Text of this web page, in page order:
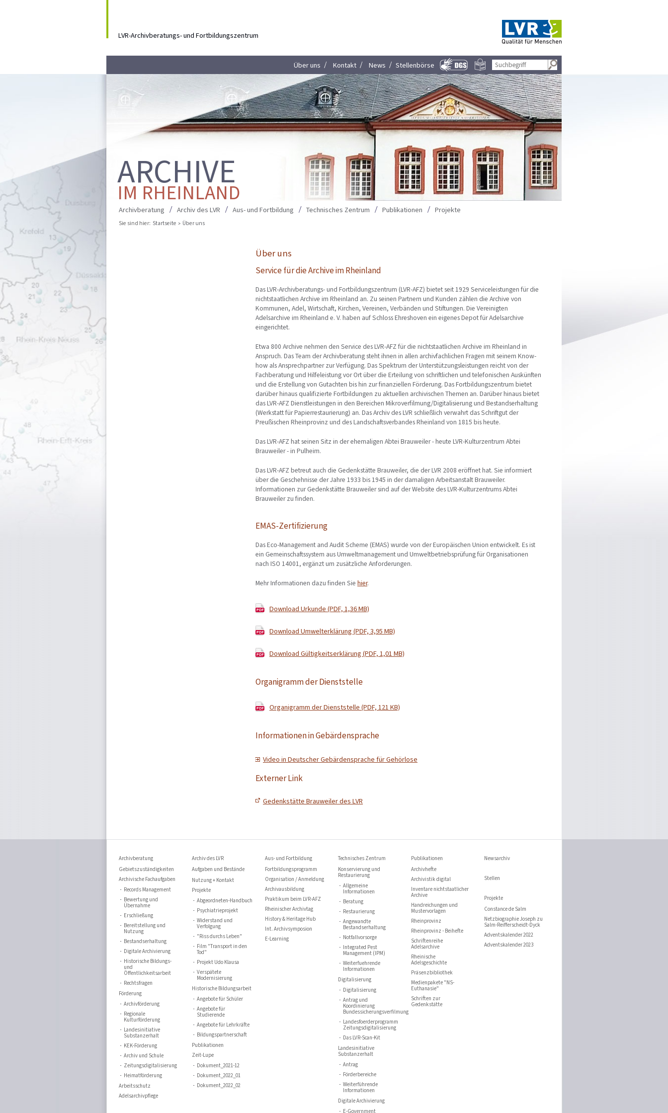
LVR-Archivberatungs- und Fortbildungszentrum
Über uns Kontakt News Stellenbörse
ARCHIVE
IM RHEINLAND
Archivberatung Archiv des LVR Aus- und Fortbildung Technisches Zentrum Publikationen Projekte
Sie sind hier: Startseite Über uns
Über uns
Service für die Archive im Rheinland
Das LVR-Archivberatungs- und Fortbildungszentrum (LVR-AFZ) bietet seit 1929 Serviceleistungen für die
nichtstaatlichen Archive im Rheinland an. Zu seinen Partnern und Kunden zählen die Archive von
Kommunen, Adel, Wirtschaft, Kirchen, Vereinen, Verbänden und Stiftungen. Die Vereinigten
Adelsarchive im Rheinland e. V. haben auf Schloss Ehreshoven ein eigenes Depot für Adelsarchive
eingerichtet.
Etwa 800 Archive nehmen den Service des LVR-AFZ für die nichtstaatlichen Archive im Rheinland in
Anspruch. Das Team der Archivberatung steht ihnen in allen archivfachlichen Fragen mit seinem Know-
how als Ansprechpartner zur Verfügung. Das Spektrum der Unterstützungsleistungen reicht von der
Fachberatung und Hilfeleistung vor Ort über die Erteilung von schriftlichen und telefonischen Auskünften
und die Erstellung von Gutachten bis hin zur finanziellen Förderung. Das Fortbildungszentrum bietet
darüber hinaus qualifizierte Fortbildungen zu aktuellen archivischen Themen an. Darüber hinaus bietet
das LVR-AFZ Dienstleistungen in den Bereichen Mikroverfilmung/Digitalisierung und Bestandserhaltung
(Werkstatt für Papierrestaurierung) an. Das Archiv des LVR schließlich verwahrt das Schriftgut der
Preußischen Rheinprovinz und des Landschaftsverbandes Rheinland von 1815 bis heute.
Das LVR-AFZ hat seinen Sitz in der ehemaligen Abtei Brauweiler - heute LVR-Kulturzentrum Abtei
Brauweiler - in Pulheim.
Das LVR-AFZ betreut auch die Gedenkstätte Brauweiler, die der LVR 2008 eröffnet hat. Sie informiert
über die Geschehnisse der Jahre 1933 bis 1945 in der damaligen Arbeitsanstalt Brauweiler.
Informationen zur Gedenkstätte Brauweiler sind auf der Website des LVR-Kulturzentrums Abtei
Brauweiler zu finden.
EMAS-Zertifizierung
Das Eco-Management and Audit Scheme (EMAS) wurde von der Europäischen Union entwickelt. Es ist
ein Gemeinschaftssystem aus Umweltmanagement und Umweltbetriebsprüfung für Organisationen
nach ISO 14001, ergänzt um zusätzliche Anforderungen.
Mehr Informationen dazu finden Sie hier.
Download Urkunde (PDF, 1,36 MB)
Download Umwelterklärung (PDF, 3,95 MB)
Download Gültigkeitserklärung (PDF, 1,01 MB)
Organigramm der Dienststelle
Organigramm der Dienststelle (PDF, 121 KB)
Informationen in Gebärdensprache
Video in Deutscher Gebärdensprache für Gehörlose
Externer Link
Gedenkstätte Brauweiler des LVR
Archivberatung
Gebietszuständigkeiten
Archivische Fachaufgaben
Records Management
Bewertung und
Übernahme
Erschließung
Bereitstellung und
Nutzung
Bestandserhaltung
Digitale Archivierung
Historische Bildungs-
und
Öffentlichkeitsarbeit
Rechtsfragen
Förderung
Archivförderung
Regionale
Kulturförderung
Landesinitiative
Substanzerhalt
KEK-Förderung
Archiv und Schule
Zeitungsdigitalisierung
Heimatförderung
Arbeitsschutz
Adelsarchivpflege
Archiv des LVR
Aufgaben und Bestände
Nutzung + Kontakt
Projekte
Abgeordneten-Handbuch
Psychiatrieprojekt
Widerstand und
Verfolgung
"Riss durchs Leben"
Film "Transport in den
Tod"
Projekt Udo Klausa
Verspätete
Modernisierung
Historische Bildungsarbeit
Angebote für Schüler
Angebote für
Studierende
Angebote für Lehrkräfte
Bildungspartnerschaft
Publikationen
Zeit-Lupe
Dokument_2021-12
Dokument_2022_01
Dokument_2022_02
Aus- und Fortbildung
Fortbildungsprogramm
Organisation / Anmeldung
Archivausbildung
Praktikum beim LVR-AFZ
Rheinischer Archivtag
History & Heritage Hub
Int. Archivsymposion
E-Learning
Technisches Zentrum
Konservierung und
Restaurierung
Allgemeine
Informationen
Beratung
Restaurierung
Angewandte
Bestandserhaltung
Notfallvorsorge
Integrated Pest
Management (IPM)
Weiterfuehrende
Informationen
Digitalisierung
Digitalisierung
Antrag und
Koordinierung
Bundessicherungsverfilmung
Landesfoerderprogramm
Zeitungsdigitalisierung
Das LVR-Scan-Kit
Landesinitiative
Substanzerhalt
Antrag
Förderbereiche
Weiterführende
Informationen
Digitale Archivierung
E-Government
Publikationen
Archivhefte
Archivistik digital
Inventare nichtstaatlicher
Archive
Handreichungen und
Mustervorlagen
Rheinprovinz
Rheinprovinz - Beihefte
Schriftenreihe
Adelsarchive
Rheinische
Adelsgeschichte
Präsenzbibliothek
Medienpakete "NS-
Euthanasie"
Schriften zur
Gedenkstätte
Newsarchiv
Stellen
Projekte
Constance de Salm
Netzbiographie Joseph zu
Salm-Reifferscheidt-Dyck
Adventskalender 2022
Adventskalender 2023